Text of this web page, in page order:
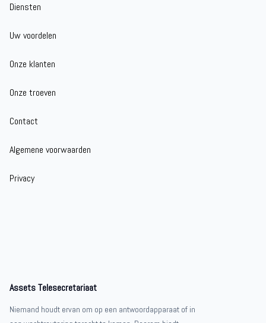
Diensten
Uw voordelen
Onze klanten
Onze troeven
Contact
Algemene voorwaarden
Privacy
Assets Telesecretariaat
Niemand houdt ervan om op een antwoordapparaat of in